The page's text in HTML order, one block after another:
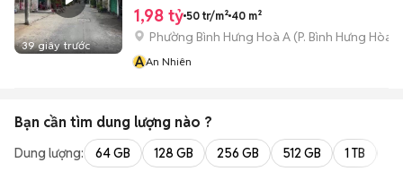
39 giây trước
1,98 tỷ 50 tr/m² 40 m²
Phường Bình Hưng Hoà A (P. Bình Hưng Hòa
AAn Nhiên
Bạn cần tìm dung lượng nào ?
Dung lượng: 64 GB 128 GB 256 GB 512 GB 1 TB